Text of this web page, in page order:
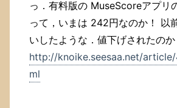
っ．有料版の MuseScoreアプリ
って，いまは 242円なのか！ 以
いしたような．値下げされたのか
http://knoike.seesaa.net/
ml